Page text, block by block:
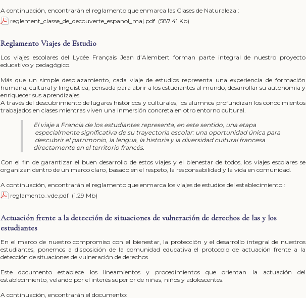
A continuación, encontrarán el reglamento que enmarca las Clases de Naturaleza :
reglement_classe_de_decouverte_espanol_maj.pdf (587.41 Kb)
Reglamento Viajes de Estudio
Los viajes escolares del Lycée Français Jean d’Alembert forman parte integral de nuestro proyecto
educativo y pedagógico.
Más que un simple desplazamiento, cada viaje de estudios representa una experiencia de formación
humana, cultural y lingüística, pensada para abrir a los estudiantes al mundo, desarrollar su autonomía y
enriquecer sus aprendizajes.
A través del descubrimiento de lugares históricos y culturales, los alumnos profundizan los conocimientos
trabajados en clases mientras viven una inmersión concreta en otro entorno cultural.
El viaje a Francia de los estudiantes representa, en este sentido, una etapa
especialmente significativa de su trayectoria escolar: una oportunidad única para
descubrir el patrimonio, la lengua, la historia y la diversidad cultural francesa
directamente en el territorio francés.
Con el fin de garantizar el buen desarrollo de estos viajes y el bienestar de todos, los viajes escolares se
organizan dentro de un marco claro, basado en el respeto, la responsabilidad y la vida en comunidad.
A continuación, encontrarán el reglamento que enmarca los viajes de estudios del establecimiento :
reglamento_vde.pdf (1.29 Mb)
Actuación frente a la detección de situaciones de vulneración de derechos de las y los
estudiantes
En el marco de nuestro compromiso con el bienestar, la protección y el desarrollo integral de nuestros
estudiantes, ponemos a disposición de la comunidad educativa el protocolo de actuación frente a la
detección de situaciones de vulneración de derechos.
Este documento establece los lineamientos y procedimientos que orientan la actuación del
establecimiento, velando por el interés superior de niñas, niños y adolescentes.
A continuación, encontrarán el documento: